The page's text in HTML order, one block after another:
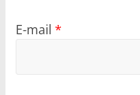
E-mail *